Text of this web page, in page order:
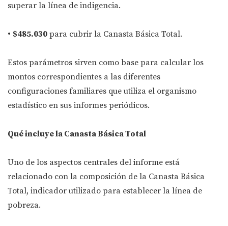
superar la línea de indigencia.
• $485.030 para cubrir la Canasta Básica Total.
Estos parámetros sirven como base para calcular los
montos correspondientes a las diferentes
configuraciones familiares que utiliza el organismo
estadístico en sus informes periódicos.
Qué incluye la Canasta Básica Total
Uno de los aspectos centrales del informe está
relacionado con la composición de la Canasta Básica
Total, indicador utilizado para establecer la línea de
pobreza.